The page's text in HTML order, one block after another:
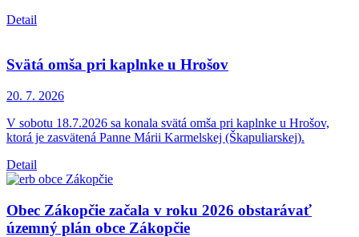
Detail
Svätá omša pri kaplnke u Hrošov
20. 7. 2026
V sobotu 18.7.2026 sa konala svätá omša pri kaplnke u Hrošov,
ktorá je zasvätená Panne Márii Karmelskej (Škapuliarskej).
Detail
Obec Zákopčie začala v roku 2026 obstarávať
územný plán obce Zákopčie